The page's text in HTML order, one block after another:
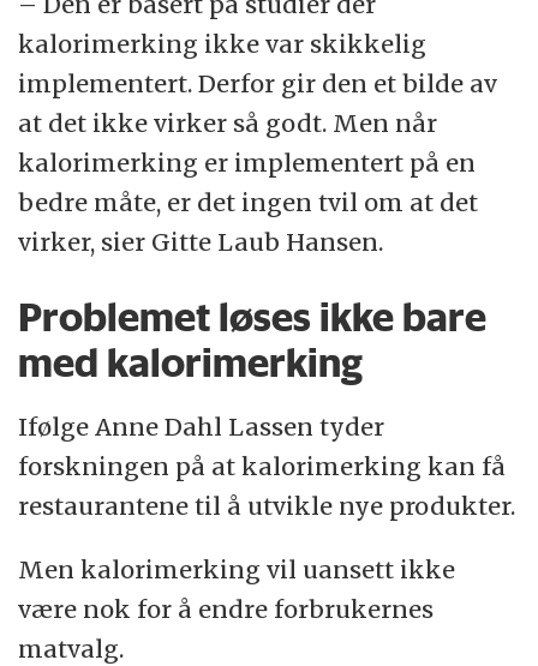
kalorimerking ikke var skikkelig
implementert. Derfor gir den et bilde av
at det ikke virker så godt. Men når
kalorimerking er implementert på en
bedre måte, er det ingen tvil om at det
virker, sier Gitte Laub Hansen.
Problemet løses ikke bare
med kalorimerking
Ifølge Anne Dahl Lassen tyder
forskningen på at kalorimerking kan få
restaurantene til å utvikle nye produkter.
Men kalorimerking vil uansett ikke
være nok for å endre forbrukernes
matvalg.